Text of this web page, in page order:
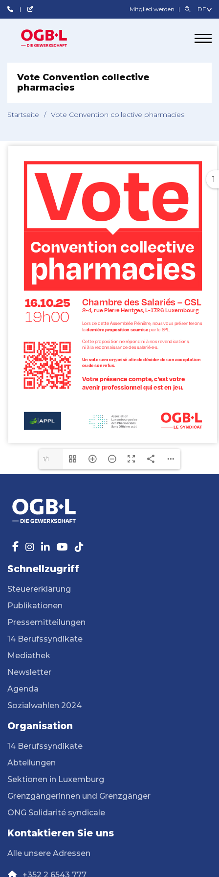
Mitglied werden
Vote Convention collective
pharmacies
Startseite / Vote Convention collective pharmacies
1
1/1
Schnellzugriff
Steuererklärung
Publikationen
Pressemitteilungen
14 Berufssyndikate
Mediathek
Newsletter
Agenda
Sozialwahlen 2024
Organisation
14 Berufssyndikate
Abteilungen
Sektionen in Luxemburg
Grenzgängerinnen und Grenzgänger
ONG Solidarité syndicale
Kontaktieren Sie uns
Alle unsere Adressen
+352 2 6543 777